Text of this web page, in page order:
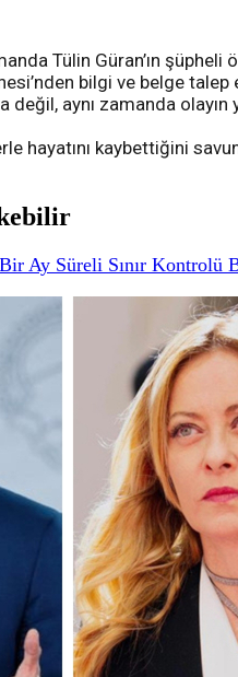
Tülin Güran’ın
bilgi ve belge
değil, aynı zamanda
hayatını kaybettiğini
Ay Süreli Sınır Kontrolü